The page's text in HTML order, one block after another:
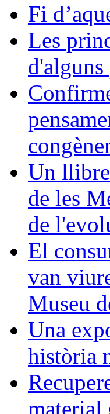
Fi
Les
d'alguns
Un
de les
de
El
van
Museu
Una
història
material